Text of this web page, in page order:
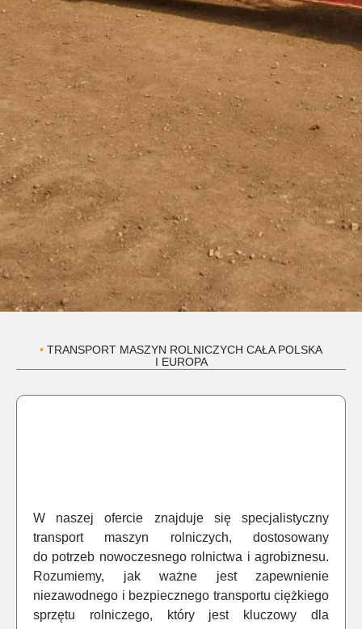
• TRANSPORT MASZYN ROLNICZYCH CAŁA POLSKA
I EUROPA
W naszej ofercie znajduje się specjalistyczny
transport maszyn rolniczych, dostosowany
do potrzeb nowoczesnego rolnictwa i agrobiznesu.
Rozumiemy, jak ważne jest zapewnienie
niezawodnego i bezpiecznego transportu ciężkiego
sprzętu rolniczego, który jest kluczowy dla